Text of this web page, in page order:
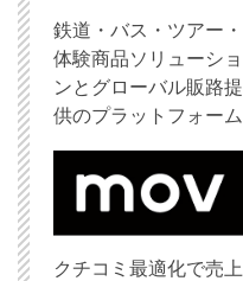
鉄道・バス・ツアー・
体験商品ソリューショ
ンとグローバル販路提
供のプラットフォーム
クチコミ最適化で売上